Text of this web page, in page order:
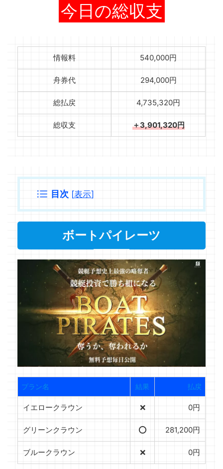
今日の総収支
情報料 540,000円
舟券代 294,000円
総払戻 4,735,320円
総収支 ＋3,901,320円
目次 [表示]
ボートパイレーツ
プラン名 結果 払戻
イエロークラウン ❌ 0円
グリーンクラウン ⭕️ 281,200円
ブルークラウン ❌ 0円